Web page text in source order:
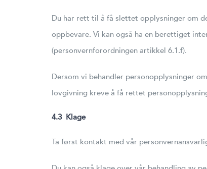
Du har rett til å få slettet opplysninger om
oppbevare. Vi kan også ha en berettiget
(personvernforordningen artikkel 6.1.f).
Dersom vi behandler personopplysninger
lovgivning kreve å få rettet
4.3 Klage
Ta først kontakt med vår